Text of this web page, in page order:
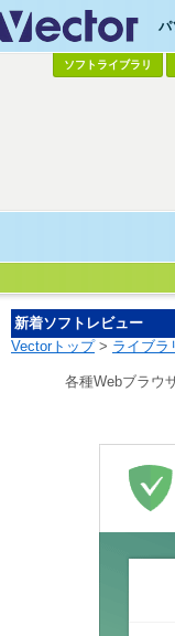
パ
ソフトライブラリ
新着ソフトレビュー
Vectorトップ> ライブラ
各種Webブラウ